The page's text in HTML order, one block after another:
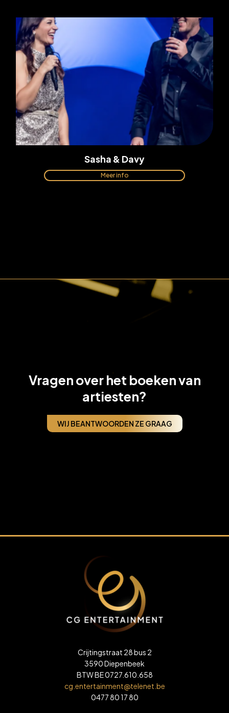
Sasha & Davy
Meer info
Vragen over het boeken van
artiesten?
WIJ BEANTWOORDEN ZE GRAAG
Crijtingstraat 28 bus 2
3590 Diepenbeek
BTW BE 0727.610.658
cg.entertainment@telenet.be
0477 80 17 80